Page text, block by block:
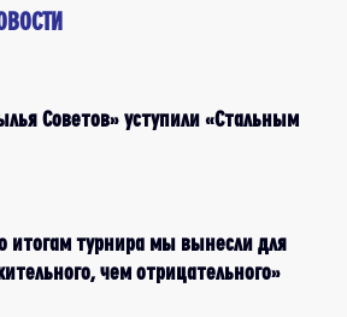
Советов» уступили «Стальным
итогам турнира мы вынесли для
чем отрицательного»